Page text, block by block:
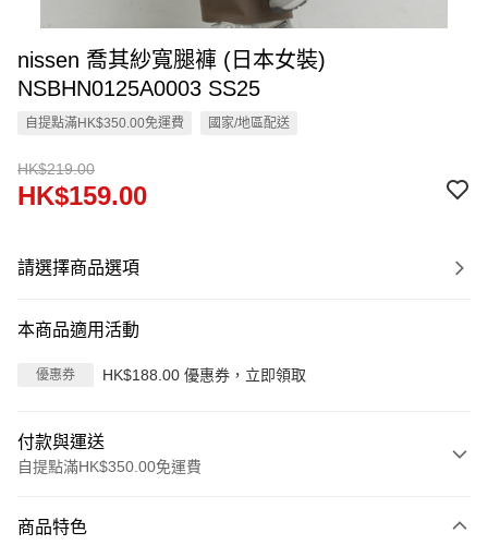
nissen 喬其紗寬腿褲 (日本女裝)
NSBHN0125A0003 SS25
自提點滿HK$350.00免運費 國家/地區配送
HK$219.00
HK$159.00
請選擇商品選項
本商品適用活動
優惠券 HK$188.00 優惠券，立即領取
付款與運送
自提點滿HK$350.00免運費
信用卡
商品特色